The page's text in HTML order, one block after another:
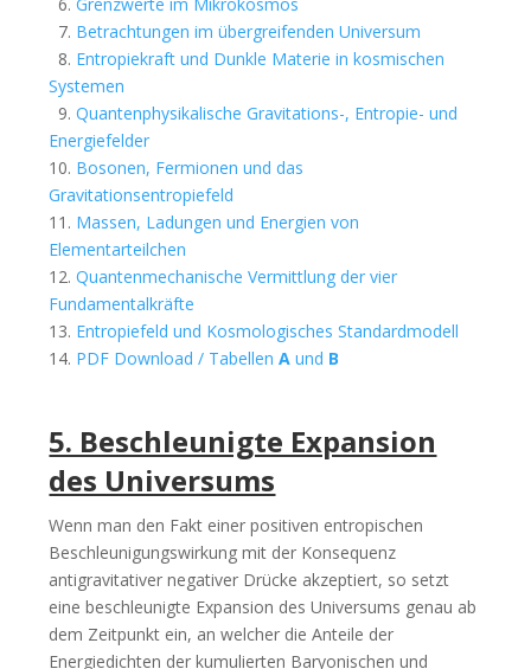
7. Betrachtungen im übergreifenden Universum
8. Entropiekraft und Dunkle Materie in kosmischen
Systemen
9.Quantenphysikalische Gravitations-, Entropie- und
Energiefelder
10. Bosonen, Fermionen und das
Gravitationsentropiefeld
11. Massen, Ladungen und Energien von
Elementarteilchen
12.Quantenmechanische Vermittlung der vier
Fundamentalkräfte
13. Entropiefeld und Kosmologisches Standardmodell
14. PDF Download / TabellenA und B
5. Beschleunigte Expansion
des Universums
Wenn man den Fakt einer positiven entropischen
Beschleunigungswirkung mit der Konsequenz
antigravitativer negativer Drücke akzeptiert, so setzt
eine beschleunigte Expansion des Universums genau ab
dem Zeitpunkt ein, an welcher die Anteile der
Energiedichten der kumulierten Baryonischen und